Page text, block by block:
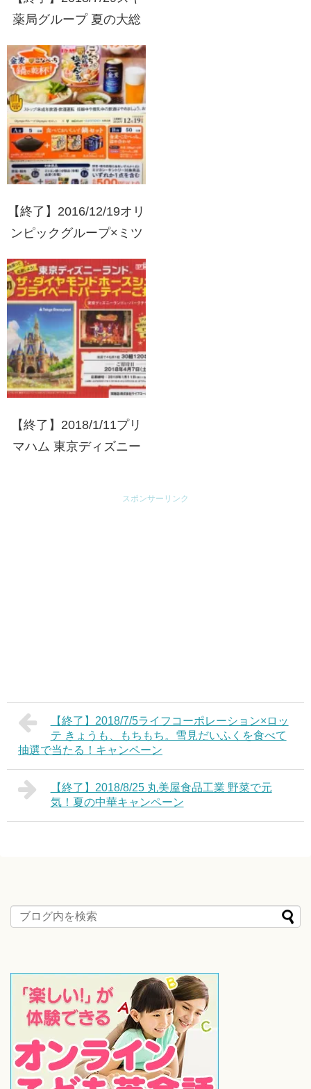
薬局グループ 夏の大総
【終了】2016/12/19オリ
ンピックグループ×ミツ
ットが当たる！キャンペ
ーン
【終了】2018/1/11プリ
マハム 東京ディズニー
スポンサーリンク
【終了】2018/7/5ライフコーポレーション×ロッ
テ きょうも、もちもち。雪見だいふくを食べて
抽選で当たる！キャンペーン
【終了】2018/8/25 丸美屋食品工業 野菜で元
気！夏の中華キャンペーン